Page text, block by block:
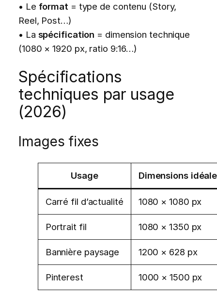
• Le format = type de contenu (Story,
Reel, Post…)
• La spécification = dimension technique
(1080 × 1920 px, ratio 9:16…)
Spécifications
techniques par usage
(2026)
Images fixes
Usage Dimensions
Carré fil d’actualité 1080 × 1080 px
Portrait fil 1080 × 1350 px
Bannière paysage 1200 × 628 px
Pinterest 1000 × 1500 px